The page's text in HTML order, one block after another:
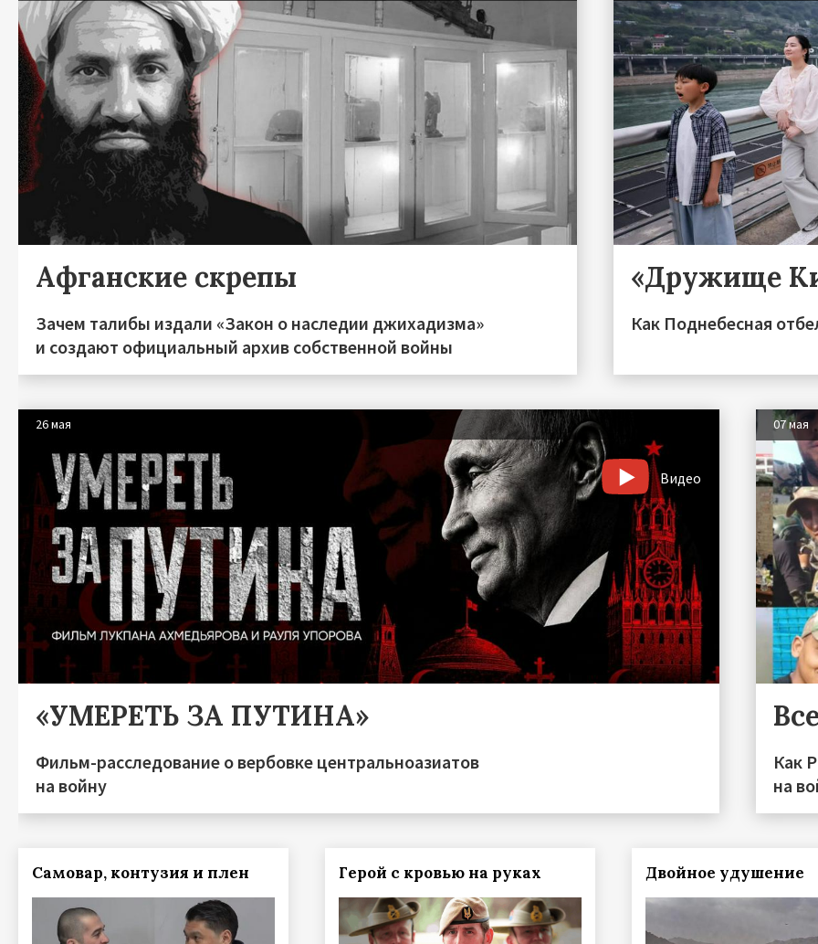
Афганские скрепы
Зачем талибы издали «Закон о наследии джихадизма»
и создают официальный архив собственной войны
«Дружище
Как Поднебесная
26 мая
Видео
«УМЕРЕТЬ ЗА ПУТИНА»
Фильм-расследование о вербовке центральноазиатов
на войну
07 мая
Как
на
Самовар, контузия и плен Герой с кровью на руках Двойное удушение